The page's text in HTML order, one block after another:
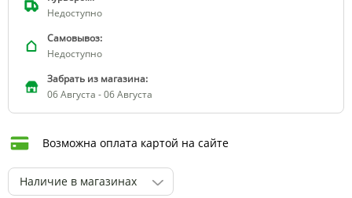
Недоступно
Самовывоз:
Недоступно
Забрать из магазина:
06 Августа - 06 Августа
Возможна оплата картой на сайте
Наличие в магазинах